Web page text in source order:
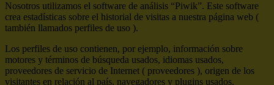
Nosotros utilizamos el software de análisis “Piwik”. Este software
crea estadísticas sobre el historial de visitas a nuestra página web (
también llamados perfiles de uso ).
Los perfiles de uso contienen, por ejemplo, información sobre
motores y términos de búsqueda usados, idiomas usados,
proveedores de servicio de Internet ( proveedores ), origen de los
visitantes en relación al país, navegadores y plugins usados,